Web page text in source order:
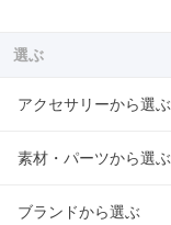
選ぶ
アクセサリーから選ぶ
素材・パーツから選ぶ
ブランドから選ぶ